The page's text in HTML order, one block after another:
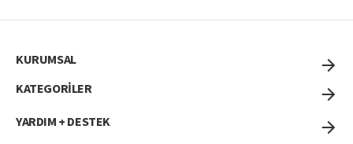
KURUMSAL
KATEGORİLER
YARDIM + DESTEK